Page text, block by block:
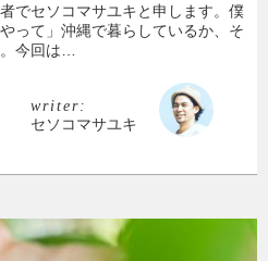
でセソコマサユキと申します。僕
って」沖縄で暮らしているか、そ
今回は…
writer:
セソコマサユキ